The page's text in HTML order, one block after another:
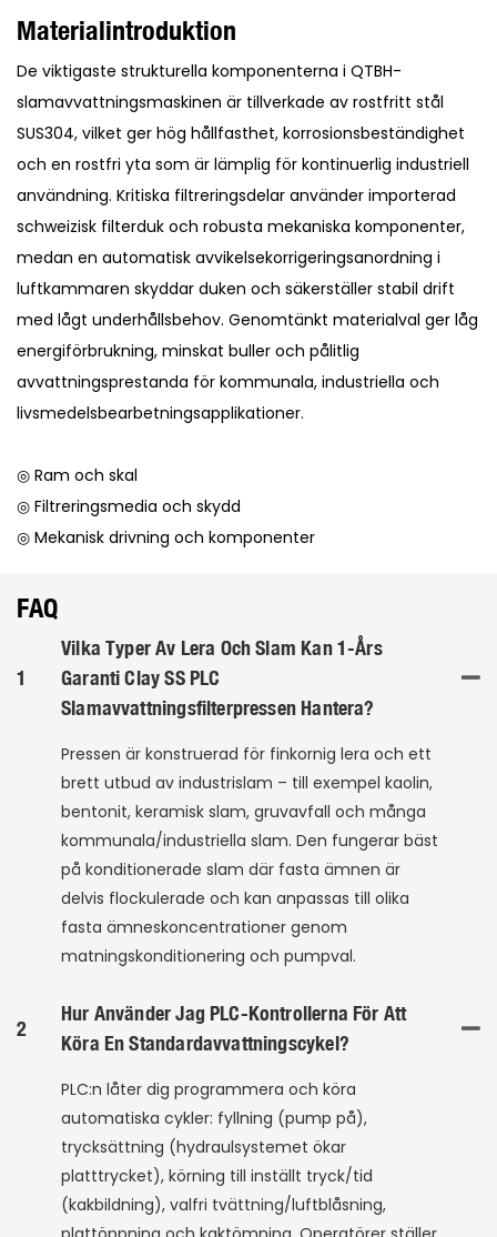
Materialintroduktion
De viktigaste strukturella komponenterna i QTBH-
slamavvattningsmaskinen är tillverkade av rostfritt stål
SUS304, vilket ger hög hållfasthet, korrosionsbeständighet
och en rostfri yta som är lämplig för kontinuerlig industriell
användning. Kritiska filtreringsdelar använder importerad
schweizisk filterduk och robusta mekaniska komponenter,
medan en automatisk avvikelsekorrigeringsanordning i
luftkammaren skyddar duken och säkerställer stabil drift
med lågt underhållsbehov. Genomtänkt materialval ger låg
energiförbrukning, minskat buller och pålitlig
avvattningsprestanda för kommunala, industriella och
livsmedelsbearbetningsapplikationer.
◎ Ram och skal
◎ Filtreringsmedia och skydd
◎ Mekanisk drivning och komponenter
FAQ
1
Vilka Typer Av Lera Och Slam Kan 1-Års
Garanti Clay SS PLC
Slamavvattningsfilterpressen Hantera?
Pressen är konstruerad för finkornig lera och ett
brett utbud av industrislam – till exempel kaolin,
bentonit, keramisk slam, gruvavfall och många
kommunala/industriella slam. Den fungerar bäst
på konditionerade slam där fasta ämnen är
delvis flockulerade och kan anpassas till olika
fasta ämneskoncentrationer genom
matningskonditionering och pumpval.
2
Hur Använder Jag PLC-Kontrollerna För Att
Köra En Standardavvattningscykel?
PLC:n låter dig programmera och köra
automatiska cykler: fyllning (pump på),
trycksättning (hydraulsystemet ökar
platttrycket), körning till inställt tryck/tid
(kakbildning), valfri tvättning/luftblåsning,